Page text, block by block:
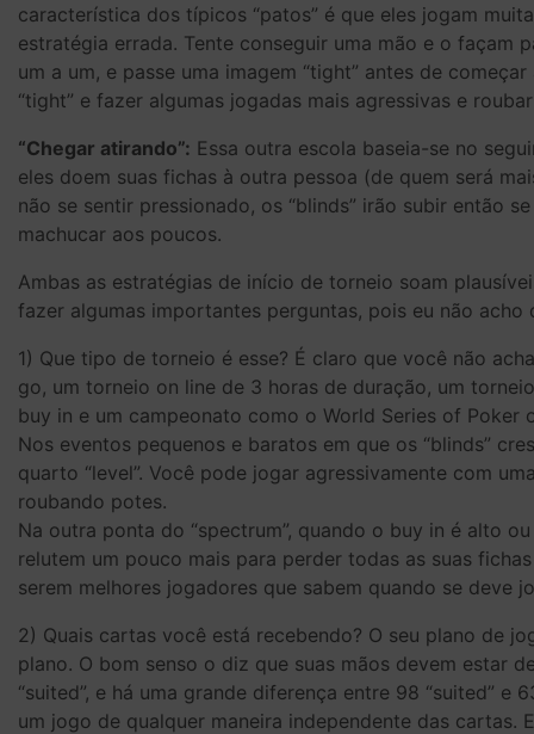
característica dos típicos “patos” é que eles jogam
estratégia errada. Tente conseguir uma mão e o façam
um a um, e passe uma imagem “tight” antes de
“tight” e fazer algumas jogadas mais agressivas e
“Chegar atirando”: Essa outra escola baseia-se no
eles doem suas fichas à outra pessoa (de quem será
não se sentir pressionado, os “blinds” irão subir então
machucar aos poucos.
Ambas as estratégias de início de torneio soam
fazer algumas importantes perguntas, pois eu não
1) Que tipo de torneio é esse? É claro que você não
go, um torneio on line de 3 horas de duração, um
buy in e um campeonato como o World Series of Poker
Nos eventos pequenos e baratos em que os “blinds”
quarto “level”. Você pode jogar agressivamente com
roubando potes.
Na outra ponta do “spectrum”, quando o buy in é alto
relutem um pouco mais para perder todas as suas
serem melhores jogadores que sabem quando se deve
2) Quais cartas você está recebendo? O seu plano de
plano. O bom senso o diz que suas mãos devem estar
“suited”, e há uma grande diferença entre 98 “suited”
um jogo de qualquer maneira independente das